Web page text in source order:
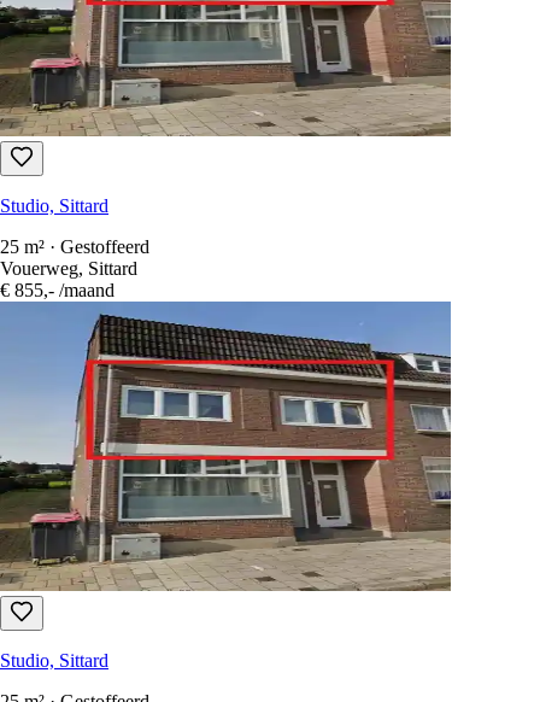
Studio, Sittard
25 m² · Gestoffeerd
Vouerweg, Sittard
€ 855,-
/maand
Studio, Sittard
25 m² · Gestoffeerd
Vouerweg, Sittard
€ 855,-
/maand